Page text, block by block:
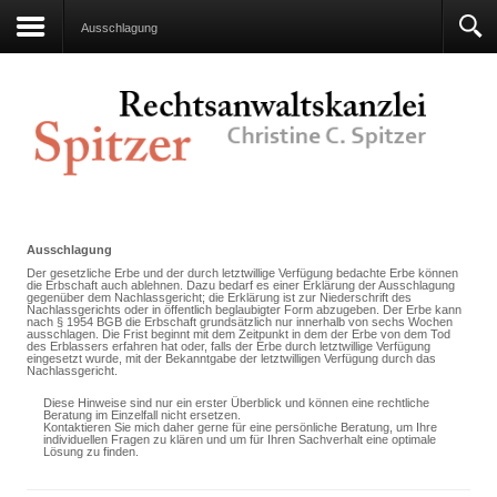
Ausschlagung
Ausschlagung
Der gesetzliche Erbe und der durch letztwillige Verfügung bedachte Erbe können
die Erbschaft auch ablehnen. Dazu bedarf es einer Erklärung der Ausschlagung
gegenüber dem Nachlassgericht; die Erklärung ist zur Niederschrift des
Nachlassgerichts oder in öffentlich beglaubigter Form abzugeben. Der Erbe kann
nach § 1954 BGB die Erbschaft grundsätzlich nur innerhalb von sechs Wochen
ausschlagen. Die Frist beginnt mit dem Zeitpunkt in dem der Erbe von dem Tod
des Erblassers erfahren hat oder, falls der Erbe durch letztwillige Verfügung
eingesetzt wurde, mit der Bekanntgabe der letztwilligen Verfügung durch das
Nachlassgericht.
Diese Hinweise sind nur ein erster Überblick und können eine rechtliche
Beratung im Einzelfall nicht ersetzen.
Kontaktieren Sie mich daher gerne für eine persönliche Beratung, um Ihre
individuellen Fragen zu klären und um für Ihren Sachverhalt eine optimale
Lösung zu finden.